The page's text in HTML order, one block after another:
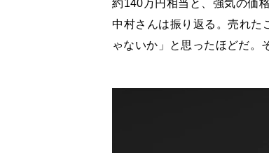
約140万円相当と、強気の価
中村さんは振り返る。売れた
ゃないか」と思ったほどだ。